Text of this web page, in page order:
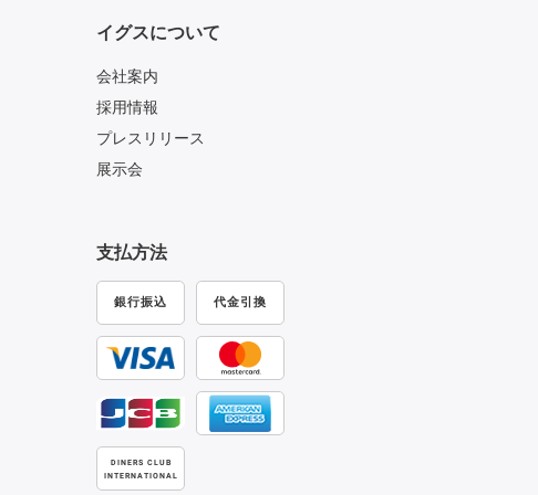
イグスについて
会社案内
採用情報
プレスリリース
展示会
支払方法
銀行振込 代金引換
DINERS CLUB
INTERNATIONAL